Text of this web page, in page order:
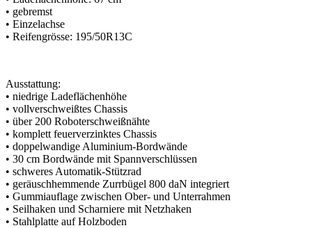
• gebremst
• Einzelachse
• Reifengrösse: 195/50R13C
Ausstattung:
• niedrige Ladeflächenhöhe
• vollverschweißtes Chassis
• über 200 Roboterschweißnähte
• komplett feuerverzinktes Chassis
• doppelwandige Aluminium-Bordwände
• 30 cm Bordwände mit Spannverschlüssen
• schweres Automatik-Stützrad
• geräuschhemmende Zurrbügel 800 daN integriert
• Gummiauflage zwischen Ober- und Unterrahmen
• Seilhaken und Scharniere mit Netzhaken
• Stahlplatte auf Holzboden